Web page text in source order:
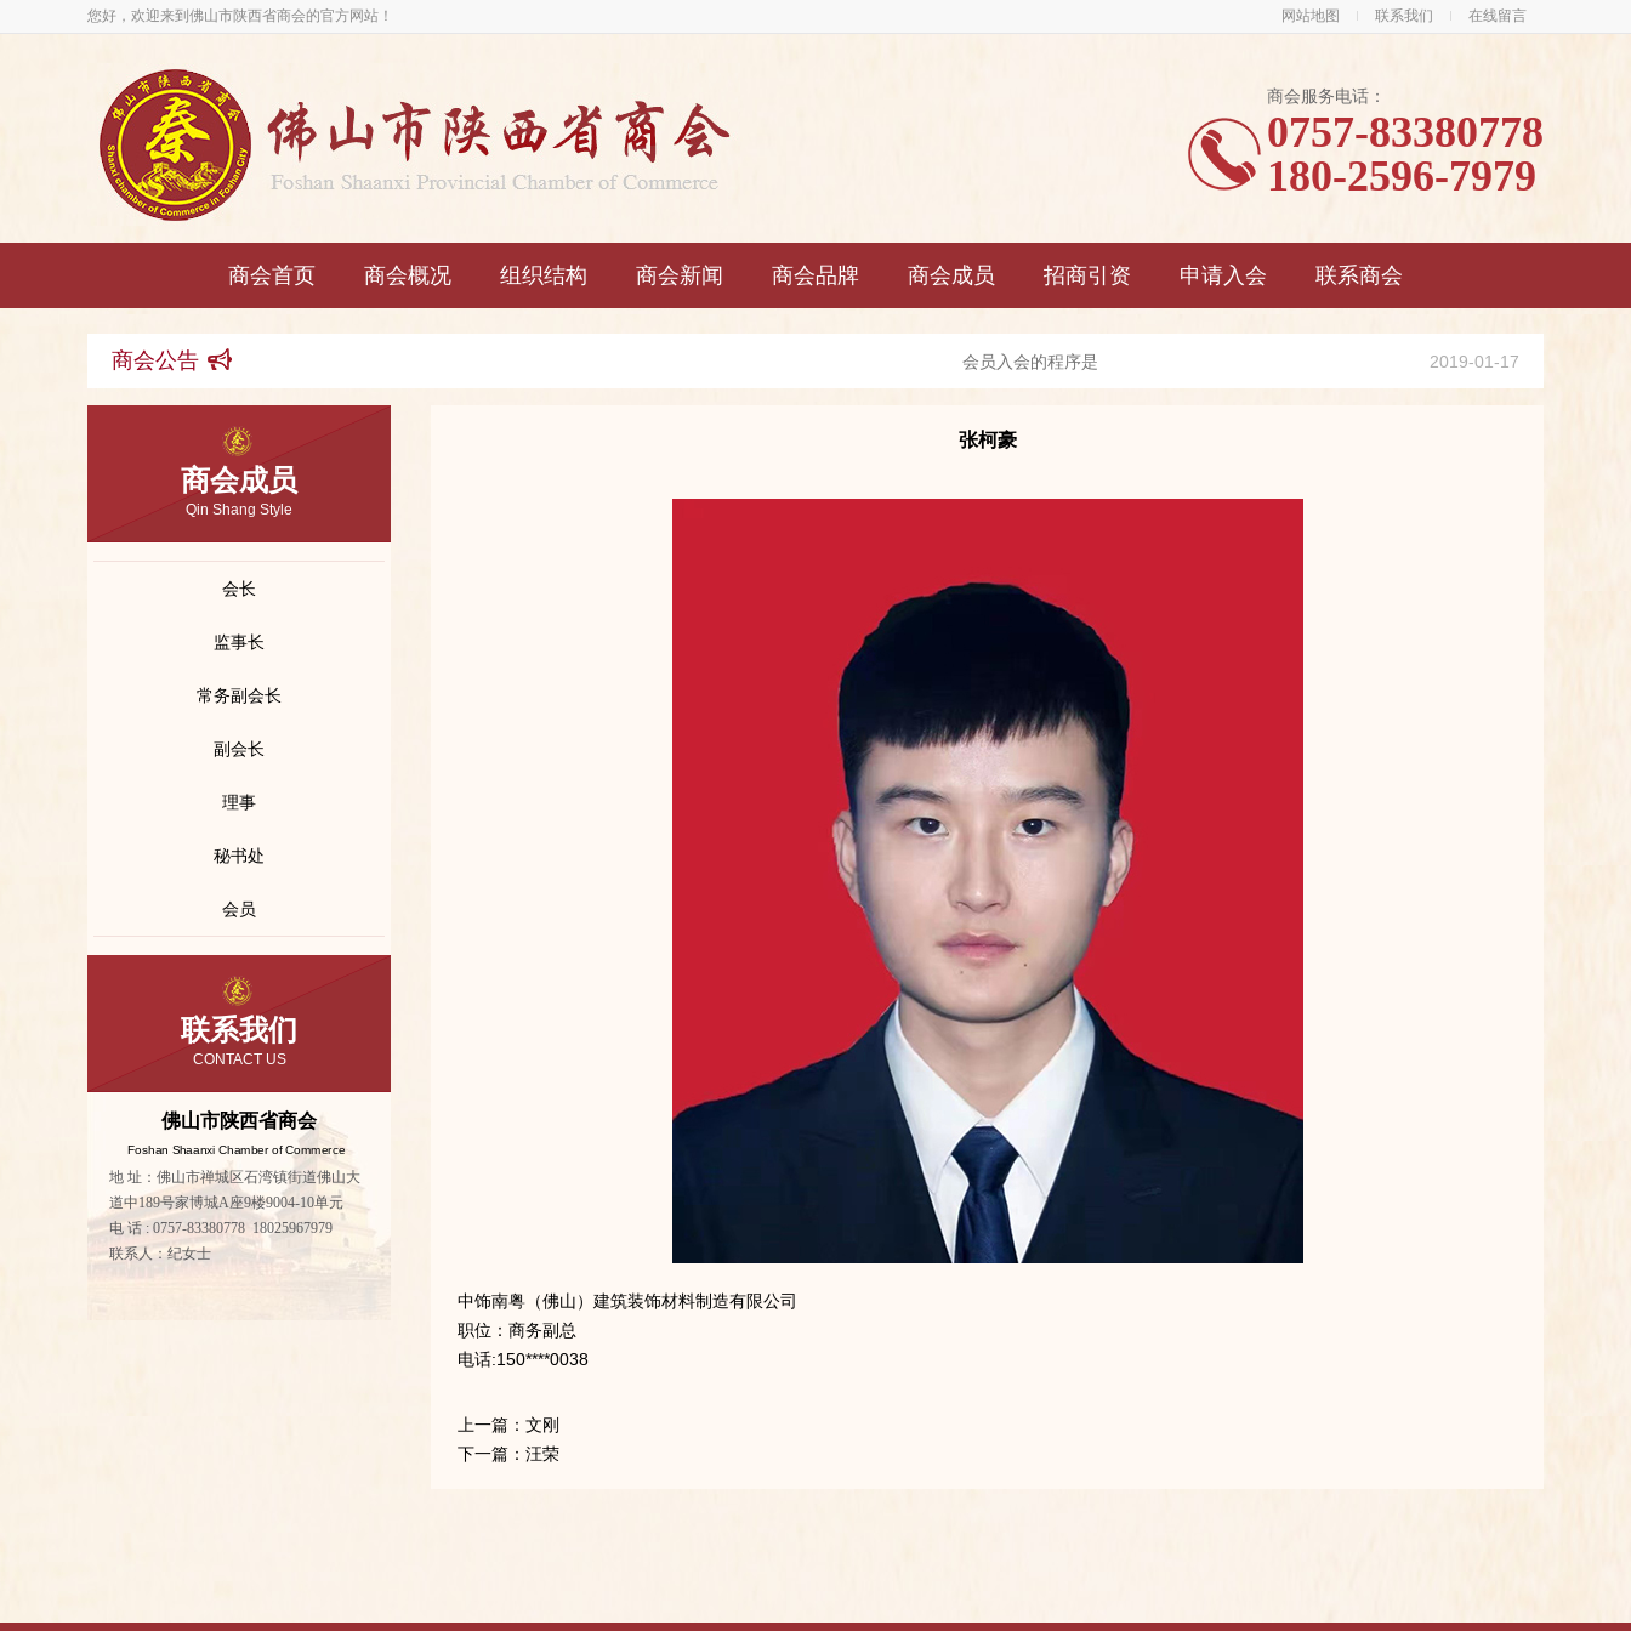
您好，欢迎来到佛山市陕西省商会的官方网站！ 网站地图 联系我们 在线留言
商会服务电话：
0757-83380778
180-2596-7979
商会首页 商会概况 组织结构 商会新闻 商会品牌 商会成员 招商引资 申请入会 联系商会
商会公告 会员入会的程序是 2019-01-17
会员享有下列权利
商会成员
Qin Shang Style
会长
监事长
常务副会长
副会长
理事
秘书处
会员
联系我们
CONTACT US
佛山市陕西省商会
Foshan Shaanxi Chamber of Commerce
地 址：佛山市禅城区石湾镇街道佛山大
道中189号家博城A座9楼9004-10单元
电 话 : 0757-83380778 18025967979
联系人：纪女士
张柯豪
中饰南粤（佛山）建筑装饰材料制造有限公司
职位：商务副总
电话:150****0038
上一篇： 文刚
下一篇： 汪荣